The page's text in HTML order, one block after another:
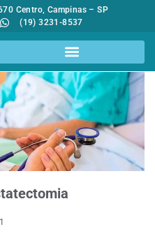
Centro, Campinas – SP
(19) 3231-8537